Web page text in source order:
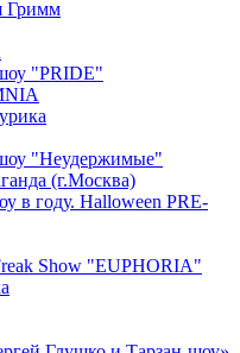
Гримм
"PRIDE"
"Неудержимые"
(г.Москва)
в году. Halloween PRE-
Show "EUPHORIA"